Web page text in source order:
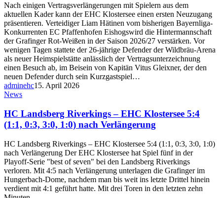
Nach einigen Vertragsverlängerungen mit Spielern aus dem
aktuellen Kader kann der EHC Klostersee einen ersten Neuzugang
präsentieren. Verteidiger Liam Hätinen vom bisherigen Bayernliga-
Konkurrenten EC Pfaffenhofen Eishogswird die Hintermannschaft
der Grafinger Rot-Weißen in der Saison 2026/27 verstärken. Vor
wenigen Tagen stattete der 26-jährige Defender der Wildbräu-Arena
als neuer Heimspielstätte anlässlich der Vertragsunterzeichnung
einen Besuch ab, im Beisein von Kapitän Vitus Gleixner, der den
neuen Defender durch sein Kurzgastspiel…
adminehc15. April 2026
News
HC Landsberg Riverkings – EHC Klostersee 5:4
(1:1, 0:3, 3:0, 1:0) nach Verlängerung
HC Landsberg Riverkings – EHC Klostersee 5:4 (1:1, 0:3, 3:0, 1:0)
nach Verlängerung Der EHC Klostersee hat Spiel fünf in der
Playoff-Serie "best of seven" bei den Landsberg Riverkings
verloren. Mit 4:5 nach Verlängerung unterlagen die Grafinger im
Hungerbach-Dome, nachdem man bis weit ins letzte Drittel hinein
verdient mit 4:1 geführt hatte. Mit drei Toren in den letzten zehn